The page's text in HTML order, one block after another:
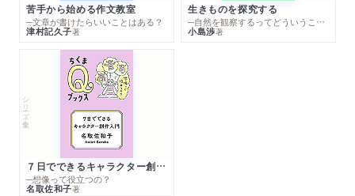
苦手から始める作文教室
─文章が書けたらいいことはある？
津村記久子著
生きものを探究する
─自然を観察するってどういうこと？
小島渉著
シリーズ・全集
７日でできるキャラクター創作入門
─想像って役立つの？
名取佐和子著